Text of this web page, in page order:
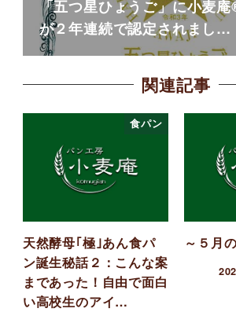
「五つ星ひょうご」に小麦
が２年連続で認定されまし…
関連記事
食パン
天然酵母｢極｣あん食パ
ン誕生秘話２：こんな案
まであった！自由で面白
い高校生のアイ…
～５月